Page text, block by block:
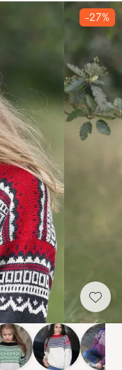
-27%